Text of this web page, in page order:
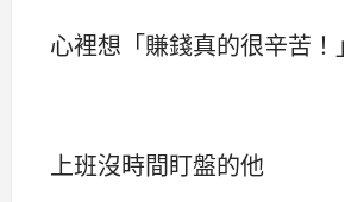
心裡想「賺錢真的很辛苦！」
上班沒時間盯盤的他